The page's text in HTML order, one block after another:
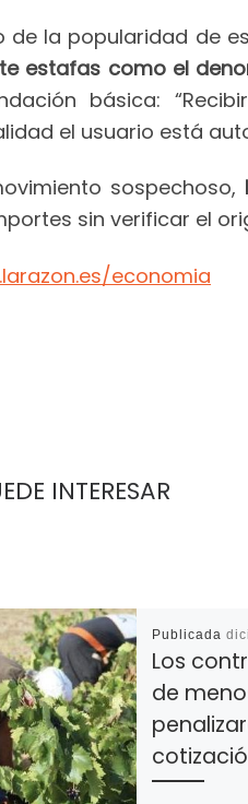
de la popularidad de
estafas como el
básica:
el usuario está
sospechoso,
sin verificar el
economia
INTERESAR
Publicada
Los
de